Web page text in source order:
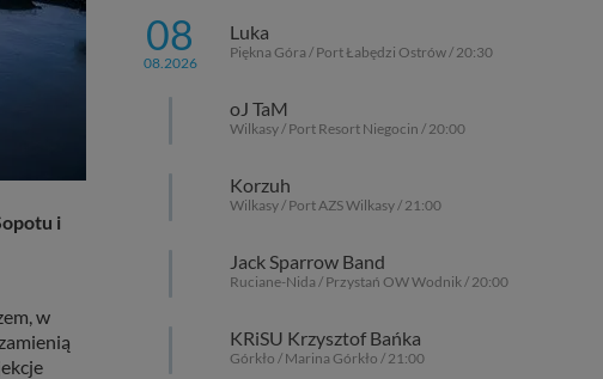
i
w
08
08.2026
Luka
Piękna Góra / Port Łabędzi Ostrów / 20:30
oJ TaM
Wilkasy / Port Resort Niegocin / 20:00
Korzuh
Wilkasy / Port AZS Wilkasy / 21:00
Jack Sparrow Band
Ruciane-Nida / Przystań OW Wodnik / 20:00
KRiSU Krzysztof Bańka
Górkło / Marina Górkło / 21:00